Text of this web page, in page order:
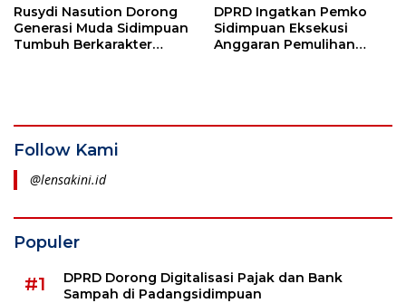
Layanan Kesehatan
Rusydi Nasution Dorong
Generasi Muda Sidimpuan
Tumbuh Berkarakter
DPRD Ingatkan Pemko
Sidimpuan Eksekusi
Anggaran Pemulihan
Follow Kami
@lensakini.id
Populer
#1
DPRD Dorong Digitalisasi Pajak dan Bank
Sampah di Padangsidimpuan